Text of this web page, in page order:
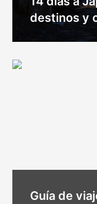
destinos y
Guía de